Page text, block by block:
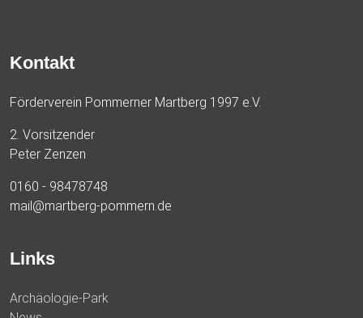
Kontakt
Förderverein Pommerner Martberg 1997 e.V.
2. Vorsitzender
Peter Zenzen
0160 - 98478748
mail@martberg-pommern.de
Links
Archäologie-Park